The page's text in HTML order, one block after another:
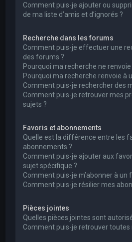
Comment puis-je ajouter ou
de ma liste d’amis et d’ignorés ?
Recherche dans les forums
Comment puis-je effectuer une
des forums ?
Pourquoi ma recherche ne
Pourquoi ma recherche renvoie à
Comment puis-je rechercher des
Comment puis-je retrouver mes
sujets ?
Favoris et abonnements
Quelle est la différence entre les
abonnements ?
Comment puis-je ajouter aux
sujet spécifique ?
Comment puis-je m’abonner à un
Comment puis-je résilier mes
Pièces jointes
Quelles pièces jointes sont
Comment puis-je retrouver toutes